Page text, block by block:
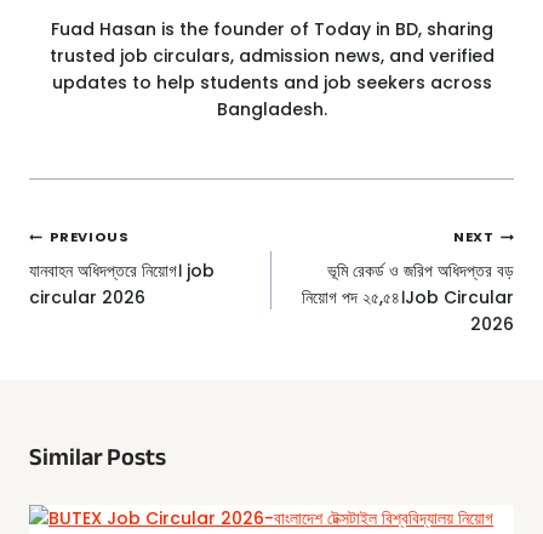
Fuad Hasan is the founder of Today in BD, sharing
trusted job circulars, admission news, and verified
updates to help students and job seekers across
Bangladesh.
Post
Navigation
PREVIOUS
যানবাহন অধিদপ্তরে নিয়োগ। job
circular 2026
NEXT
ভূমি রেকর্ড ও জরিপ অধিদপ্তর বড়
নিয়োগ পদ ২৫,৫৪।Job Circular
2026
Similar Posts